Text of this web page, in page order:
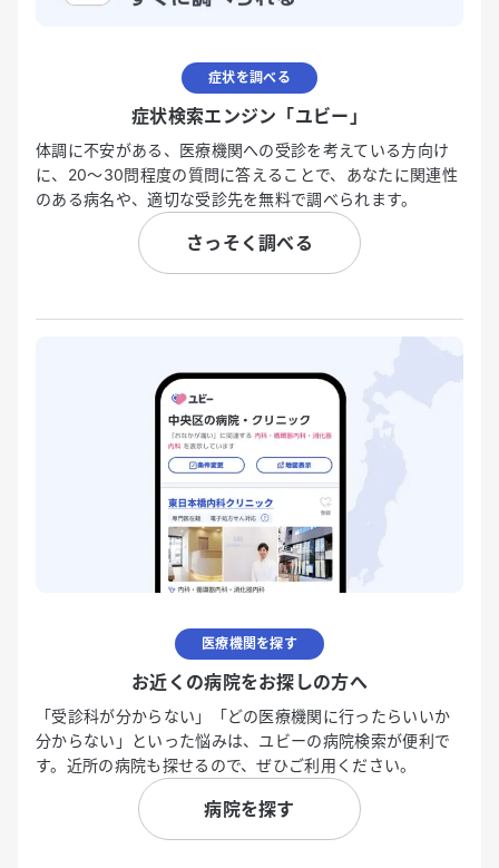
症状を調べる
症状検索エンジン「ユビー」
体調に不安がある、医療機関への受診を考えている方向け
に、20〜30問程度の質問に答えることで、あなたに関連性
のある病名や、適切な受診先を無料で調べられます。
さっそく調べる
医療機関を探す
お近くの病院をお探しの方へ
「受診科が分からない」「どの医療機関に行ったらいいか
分からない」といった悩みは、ユビーの病院検索が便利で
す。近所の病院も探せるので、ぜひご利用ください。
病院を探す